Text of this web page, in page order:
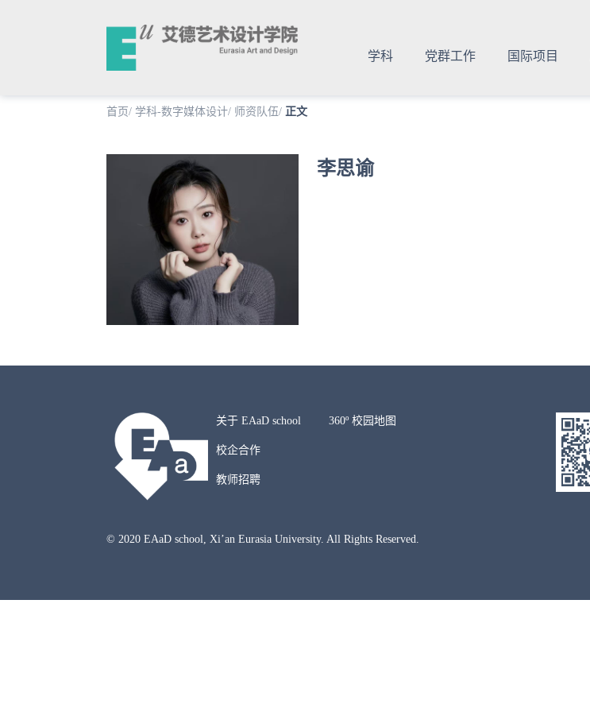
学科 党群工作 国际项目
首页/ 学科-数字媒体设计/ 师资队伍/正文
李思谕
关于 EAaD school
校企合作
教师招聘
360º 校园地图
© 2020 EAaD school, Xi’an Eurasia University. All Rights Reserved.